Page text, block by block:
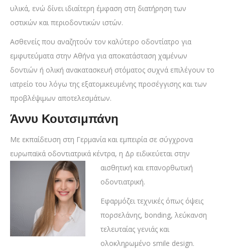
υλικά, ενώ δίνει ιδιαίτερη έμφαση στη διατήρηση των
οστικών και περιοδοντικών ιστών.
Ασθενείς που αναζητούν τον καλύτερο οδοντίατρο για
εμφυτεύματα στην Αθήνα για αποκατάσταση χαμένων
δοντιών ή ολική ανακατασκευή στόματος συχνά επιλέγουν το
ιατρείο του λόγω της εξατομικευμένης προσέγγισης και των
προβλέψιμων αποτελεσμάτων.
Άννυ Κουτσιμπάνη
Με εκπαίδευση στη Γερμανία και εμπειρία σε σύγχρονα
ευρωπαϊκά οδοντιατρικά κέντρα, η Δρ ειδικεύεται στην
αισθητική και επανορθωτική
οδοντιατρική.
Εφαρμόζει τεχνικές όπως όψεις
πορσελάνης, bonding, λεύκανση
τελευταίας γενιάς και
ολοκληρωμένο smile design.